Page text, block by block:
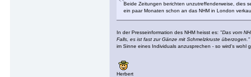
Beide Zeitungen berichten unzutreffenderweise, dies
ein paar Monaten schon an das NHM in London
In der Presseinformation des NHM heisst es: "Das vom
Falls, es ist fast zur Gänze mit Schmelzkruste überzogen."
im Sinne eines Individuals anzusprechen - so wird's wohl
Herbert